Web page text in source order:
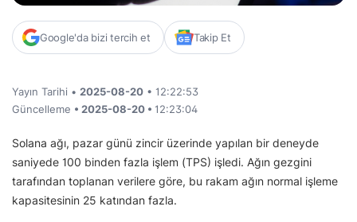
Google'da bizi tercih et Takip Et
Yayın Tarihi • 2025-08-20 • 12:22:53
Güncelleme • 2025-08-20 • 12:23:04
Solana ağı, pazar günü zincir üzerinde yapılan bir deneyde
saniyede 100 binden fazla işlem (TPS) işledi. Ağın gezgini
tarafından toplanan verilere göre, bu rakam ağın normal işleme
kapasitesinin 25 katından fazla.